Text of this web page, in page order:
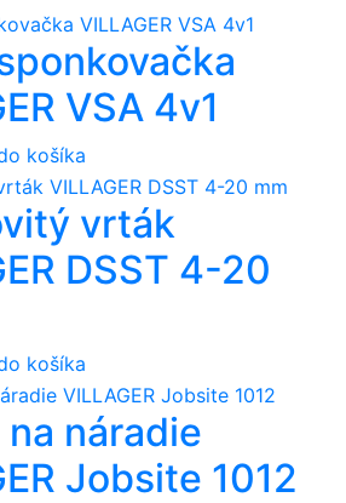
VSA 4v1
košíka
vrták
DSST 4-20
košíka
náradie
Jobsite 1012